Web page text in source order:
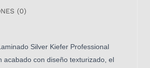
(0)
Silver Kiefer Professional
acabado con diseño texturizado, el